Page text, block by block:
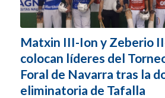
Matxin III-Ion y Zeberio
colocan líderes del
Foral de Navarra tras la
eliminatoria de Tafalla